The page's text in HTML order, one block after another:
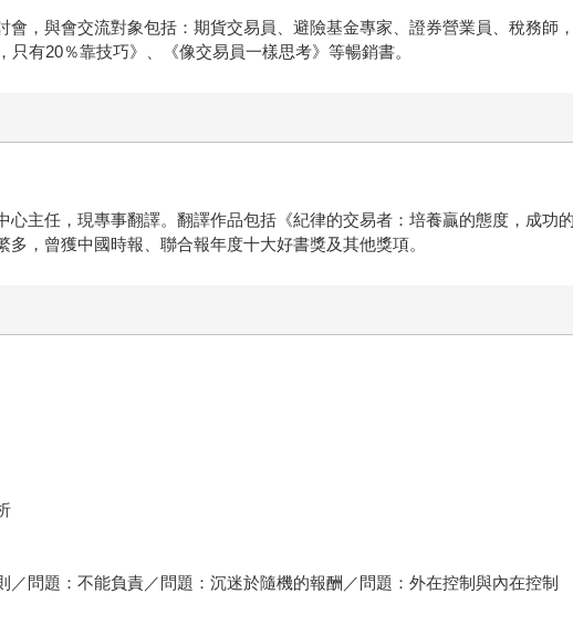
會，與會交流對象包括：期貨交易員、避險基金專家、證券營業員、稅務
有20％靠技巧》、《像交易員一樣思考》等暢銷書。
主任，現專事翻譯。翻譯作品包括《紀律的交易者：培養贏的態度，成功
，曾獲中國時報、聯合報年度十大好書獎及其他獎項。
問題：不能負責／問題：沉迷於隨機的報酬／問題：外在控制與內在控制